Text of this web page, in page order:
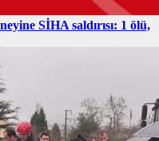
SİHA saldırısı: 1 ölü,